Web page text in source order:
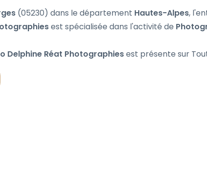
(05230) dans le département Hautes-Alpes,
est spécialisée dans l'activité de
Delphine Réat Photographiesest présente sur